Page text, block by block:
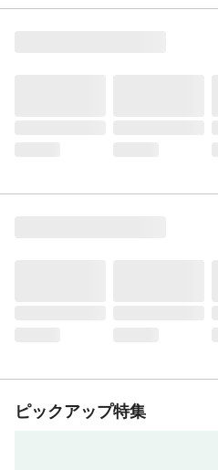
ピックアップ特集